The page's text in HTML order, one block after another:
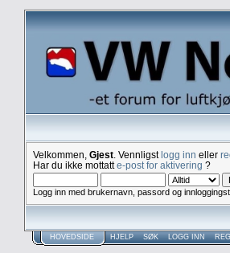
Velkommen, Gjest . Vennligstlogg inn eller
Har du ikke mottatte-post for aktivering ?
Logg inn med brukernavn, passord og
HOVEDSIDE HJELP SØK LOGG INN